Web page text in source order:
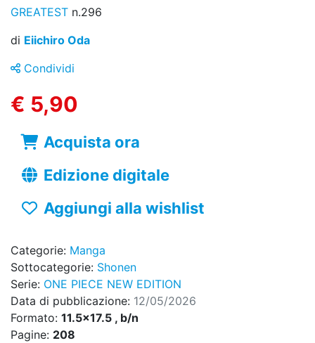
GREATEST n.296
di Eiichiro Oda
Condividi
€ 5,90
Acquista ora
Edizione digitale
Aggiungi alla wishlist
Categorie: Manga
Sottocategorie: Shonen
Serie: ONE PIECE NEW EDITION
Data di pubblicazione: 12/05/2026
Formato: 11.5x17.5 , b/n
Pagine: 208